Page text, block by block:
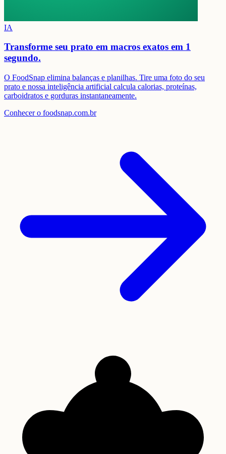
IA
Transforme seu prato em macros exatos em 1
segundo.
O FoodSnap elimina balanças e planilhas. Tire uma foto do seu
prato e nossa inteligência artificial calcula calorias, proteínas,
carboidratos e gorduras instantaneamente.
Conhecer o foodsnap.com.br